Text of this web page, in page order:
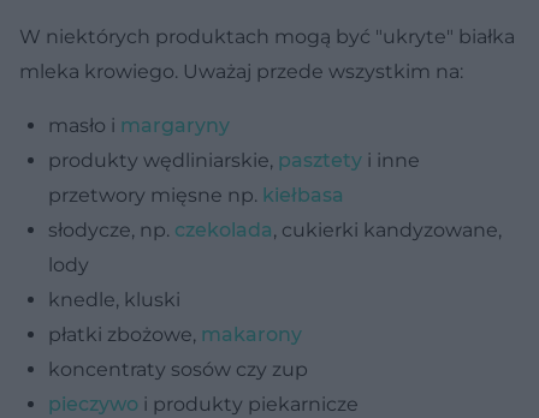
W niektórych produktach mogą być "ukryte" białka
mleka krowiego. Uważaj przede wszystkim na:
masło i margaryny
produkty wędliniarskie, pasztety i inne
przetwory mięsne np. kiełbasa
słodycze, np. czekolada, cukierki kandyzowane,
lody
knedle, kluski
płatki zbożowe, makarony
koncentraty sosów czy zup
pieczywo i produkty piekarnicze